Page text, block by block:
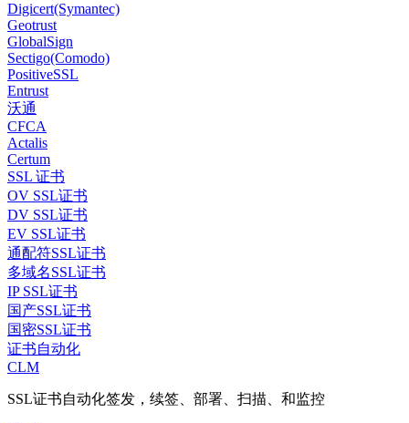
Digicert(Symantec)
Geotrust
GlobalSign
Sectigo(Comodo)
PositiveSSL
Entrust
沃通
CFCA
Actalis
Certum
SSL 证书
OV SSL证书
DV SSL证书
EV SSL证书
通配符SSL证书
多域名SSL证书
IP SSL证书
国产SSL证书
国密SSL证书
证书自动化
CLM
SSL证书自动化签发，续签、部署、扫描、和监控